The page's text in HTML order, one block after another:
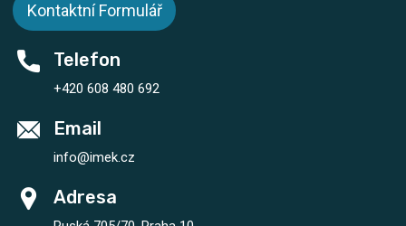
Kontaktní Formulář
Telefon
+420 608 480 692
Email
info@imek.cz
Adresa